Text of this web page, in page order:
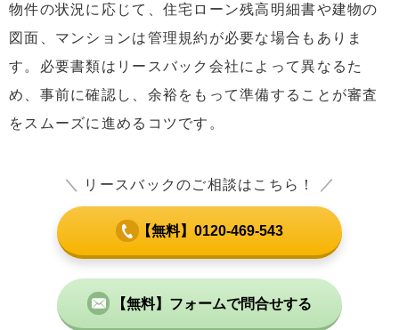
物件の状況に応じて、住宅ローン残高明細書や建物の
図面、マンションは管理規約が必要な場合もありま
す。必要書類はリースバック会社によって異なるた
め、事前に確認し、余裕をもって準備することが審査
をスムーズに進めるコツです。
＼ リースバックのご相談はこちら！ ／
【無料】0120-469-543
【無料】フォームで問合せする